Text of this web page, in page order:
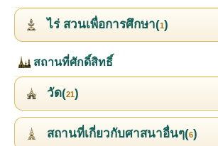
ไร่ สวนเพื่อการศึกษา(1)
สถานที่ศักดิ์สิทธิ์
วัด(21)
สถานที่เกี่ยวกับศาสนาอื่นๆ(6)